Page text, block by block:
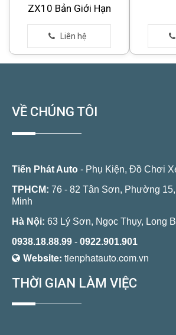
ZX10 Bản Giới Hạn
VỀ CHÚNG TÔI
Tiến Phát Auto - Phụ Kiện, Đồ Chơi
TPHCM: 76 - 82 Tân Sơn, Phường
Minh
Hà Nội: 63 Lý Sơn, Ngọc Thụy, Long
0938.18.88.99 - 0922.901.901
Website: tienphatauto.com.vn
THỜI GIAN LÀM VIỆC